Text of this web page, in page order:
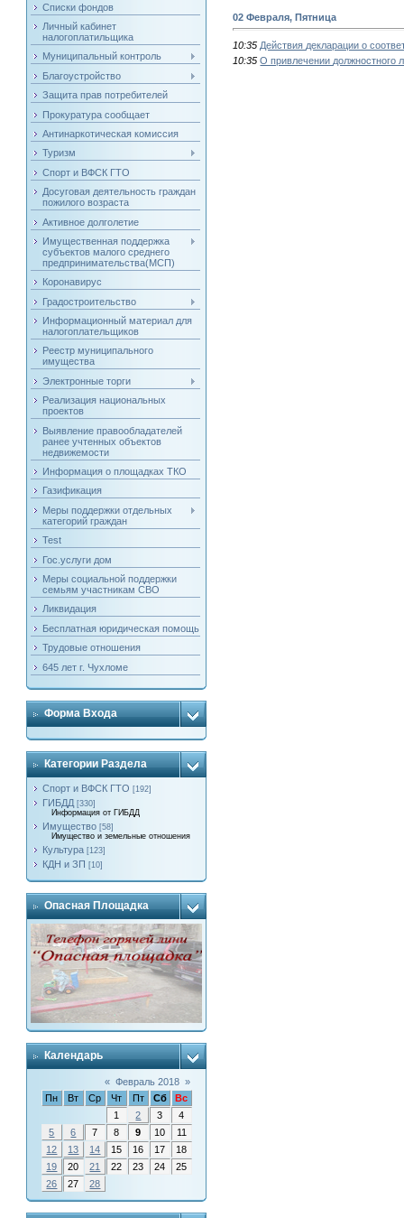
Списки фондов
Личный кабинет
налогоплатильщика
Муниципальный контроль
Благоустройство
Защита прав потребителей
Прокуратура сообщает
Антинаркотическая комиссия
Туризм
Спорт и ВФСК ГТО
Досуговая деятельность граждан
пожилого возраста
Активное долголетие
Имущественная поддержка
субъектов малого среднего
предпринимательства(МСП)
Коронавирус
Градостроительство
Информационный материал для
налогоплательщиков
Реестр муниципального
имущества
Электронные торги
Реализация национальных
проектов
Выявление правообладателей
ранее учтенных объектов
недвижемости
Информация о площадках ТКО
Газификация
Меры поддержки отдельных
категорий граждан
Test
Гос.услуги дом
Меры социальной поддержки
семьям участникам СВО
Ликвидация
Бесплатная юридическая помощь
Трудовые отношения
645 лет г. Чухломе
Форма Входа
Категории Раздела
Спорт и ВФСК ГТО [192]
ГИБДД [330]
Информация от ГИБДД
Имущество [58]
Имущество и земельные отношения
Культура [123]
КДН и ЗП [10]
Опасная Площадка
Календарь
« Февраль 2018 »
Пн
Вт Ср Чт Пт Сб
Вс
1
2 3
4
5
6 7 8 9 10
11
12
13 14 15 16 17
18
19
20 21 22 23 24
25
26
27 28
02 Февраля, Пятница
10:35 Действия декларации о
10:35 О привлечении должностного